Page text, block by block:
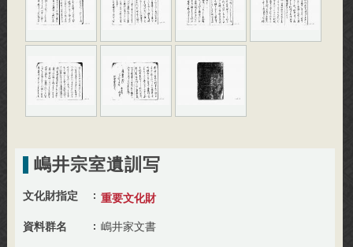
嶋井宗室遺訓写
文化財指定 重要文化財
資料群名 嶋井家文書